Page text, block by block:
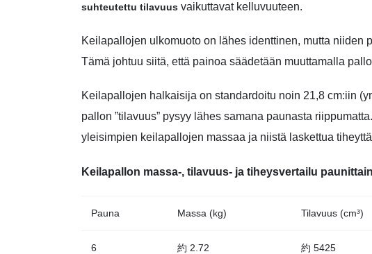
suhteutettu tilavuus vaikuttavat kelluvuuteen.
Keilapallojen ulkomuoto on lähes identtinen, mutta niiden
Tämä johtuu siitä, että painoa säädetään muuttamalla
Keilapallojen halkaisija on standardoitu noin 21,8 cm:iin
pallon ”tilavuus” pysyy lähes samana paunasta
yleisimpien keilapallojen massaa ja niistä laskettua
Keilapallon massa-, tilavuus- ja tiheysvertailu paunittain
Pauna Massa (kg) Tilavuus (cm³)
6 約 2.72 約 5425